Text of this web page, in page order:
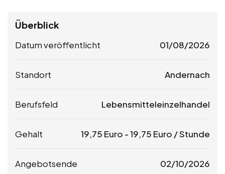
Überblick
Datum veröffentlicht 01/08/2026
Standort Andernach
Berufsfeld Lebensmitteleinzelhandel
Gehalt 19,75 Euro -19,75 Euro / Stunde
Angebotsende 02/10/2026